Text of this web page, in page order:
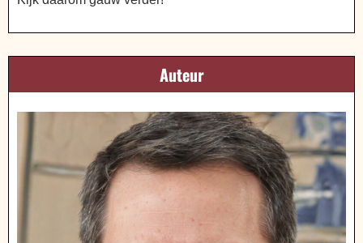
Auteur